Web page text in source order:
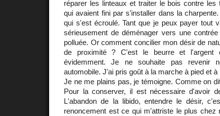
réparer les linteaux et traiter le bois contre les
qui avaient fini par s'installer dans la
qui s'est écroulé. Tant que je peux payer tout
sérieusement de déménager vers une
polluée. Or comment concilier mon désir de
de proximité ? C'est le beurre et l'argent
évidemment. Je ne souhaite pas revenir
automobile. J'ai pris goût à la marche à pied et
Je ne me plains pas, je témoigne. Comme on
Pour la conserver, il est nécessaire d'avoir
L'abandon de la libido, entendre le désir,
renoncement est ce qui m'attriste le plus chez